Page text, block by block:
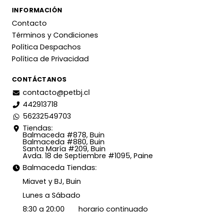
INFORMACIÓN
Contacto
Términos y Condiciones
Política Despachos
Política de Privacidad
CONTÁCTANOS
contacto@petbj.cl
442913718
56232549703
Tiendas:
Balmaceda #878, Buin
Balmaceda #880, Buin
Santa María #209, Buin
Avda. 18 de Septiembre #1095, Paine
Balmaceda Tiendas:
Miavet y BJ, Buin
Lunes a Sábado
8:30 a 20:00 horario continuado